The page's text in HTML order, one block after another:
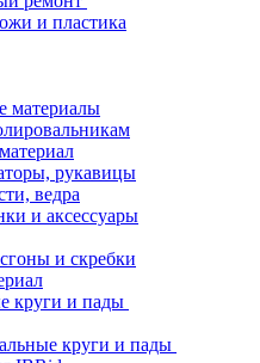
и пластика
материалы
рукавицы
ведра
и аксессуары
и скребки
круги и пады
круги и пады